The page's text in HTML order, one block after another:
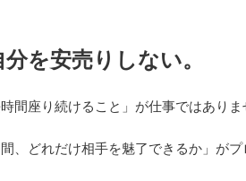
を安売りしない。
時間座り続けること」が仕事ではありま
間、どれだけ相手を魅了できるか」がプ